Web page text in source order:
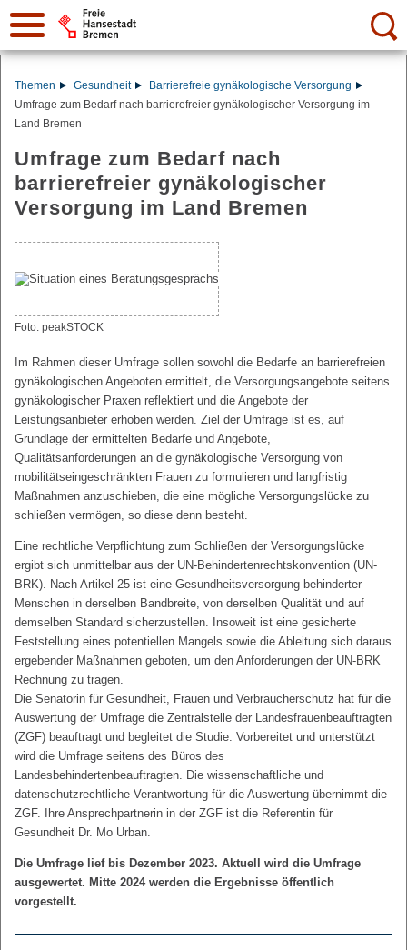
Suche:
Themen Gesundheit
Barrierefreie gynäkologische Versorgung
Umfrage zum Bedarf nach barrierefreier gynäkologischer Versorgung im
Land Bremen
Umfrage zum Bedarf nach
barrierefreier gynäkologischer
Versorgung im Land Bremen
Foto: peakSTOCK
Im Rahmen dieser Umfrage sollen sowohl die Bedarfe an barrierefreien
gynäkologischen Angeboten ermittelt, die Versorgungsangebote seitens
gynäkologischer Praxen reflektiert und die Angebote der
Leistungsanbieter erhoben werden. Ziel der Umfrage ist es, auf
Grundlage der ermittelten Bedarfe und Angebote,
Qualitätsanforderungen an die gynäkologische Versorgung von
mobilitätseingeschränkten Frauen zu formulieren und langfristig
Maßnahmen anzuschieben, die eine mögliche Versorgungslücke zu
schließen vermögen, so diese denn besteht.
Eine rechtliche Verpflichtung zum Schließen der Versorgungslücke
ergibt sich unmittelbar aus der UN-Behindertenrechtskonvention (UN-
BRK). Nach Artikel 25 ist eine Gesundheitsversorgung behinderter
Menschen in derselben Bandbreite, von derselben Qualität und auf
demselben Standard sicherzustellen. Insoweit ist eine gesicherte
Feststellung eines potentiellen Mangels sowie die Ableitung sich daraus
ergebender Maßnahmen geboten, um den Anforderungen der UN-BRK
Rechnung zu tragen.
Die Senatorin für Gesundheit, Frauen und Verbraucherschutz hat für die
Auswertung der Umfrage die Zentralstelle der Landesfrauenbeauftragten
(ZGF) beauftragt und begleitet die Studie. Vorbereitet und unterstützt
wird die Umfrage seitens des Büros des
Landesbehindertenbeauftragten. Die wissenschaftliche und
datenschutzrechtliche Verantwortung für die Auswertung übernimmt die
ZGF. Ihre Ansprechpartnerin in der ZGF ist die Referentin für
Gesundheit Dr. Mo Urban.
Die Umfrage lief bis Dezember 2023. Aktuell wird die Umfrage
ausgewertet. Mitte 2024 werden die Ergebnisse öffentlich
vorgestellt.